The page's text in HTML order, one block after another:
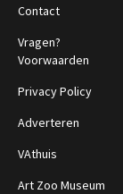
Contact
Vragen?
Voorwaarden
Privacy Policy
Adverteren
VAthuis
Art Zoo Museum